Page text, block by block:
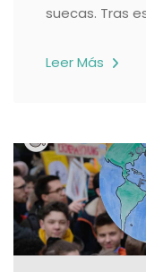
suecas. Tras
Leer Más